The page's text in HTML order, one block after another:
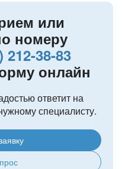
или
номеру
212-38-83
онлайн
ответит на
специалисту.